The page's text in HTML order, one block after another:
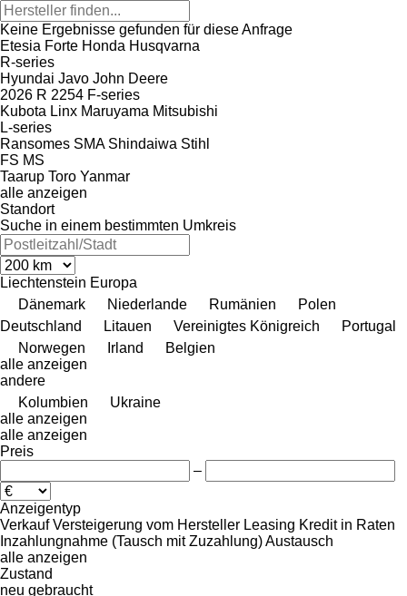
Keine Ergebnisse gefunden für diese Anfrage
Etesia Forte Honda Husqvarna
R-series
Hyundai Javo John Deere
2026 R 2254 F-series
Kubota Linx Maruyama Mitsubishi
L-series
Ransomes SMA Shindaiwa Stihl
FS MS
Taarup Toro Yanmar
alle anzeigen
Standort
Suche in einem bestimmten Umkreis
Liechtenstein Europa
Dänemark
Niederlande Rumänien
Polen
Deutschland
Litauen Vereinigtes Königreich
Portugal
Norwegen
Irland
Belgien
alle anzeigen
andere
Kolumbien
Ukraine
alle anzeigen
alle anzeigen
Preis
–
Anzeigentyp
Verkauf Versteigerung vom Hersteller Leasing Kredit in Raten
Inzahlungnahme (Tausch mit Zuzahlung)Austausch
alle anzeigen
Zustand
neu gebraucht